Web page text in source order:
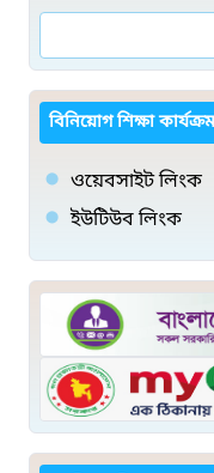
বিনিয়োগ শিক্ষা কার্যক্রম
ওয়েবসাইট লিংক
ইউটিউব লিংক